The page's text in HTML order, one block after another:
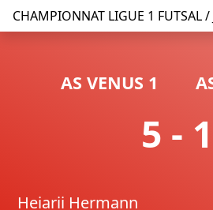
CHAMPIONNAT LIGUE 1 FUTSAL /
AS VENUS 1
5 - 1
Heiarii Hermann